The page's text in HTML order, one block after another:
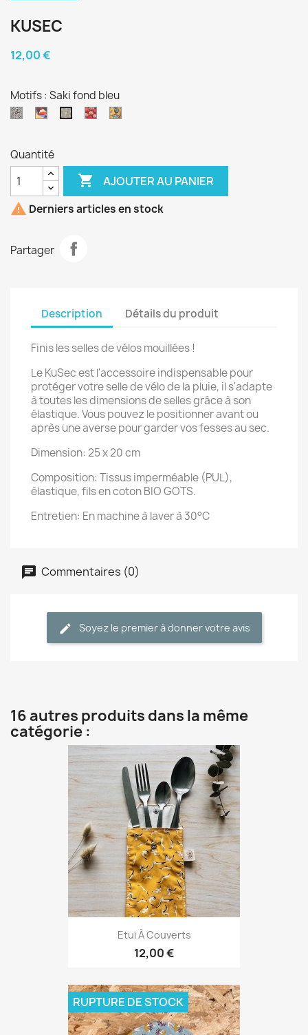
KUSEC
12,00 €
Motifs : Saki fond bleu
Anne-Perroquet
Saki SaintTrompette
Quantité
 AJOUTER AU PANIER
 Derniers articles en stock
Partager
Description Détails du produit
Finis les selles de vélos mouillées !
Le KuSec est l'accessoire indispensable pour
protéger votre selle de vélo de la pluie, il s'adapte
à toutes les dimensions de selles grâce à son
élastique. Vous pouvez le positionner avant ou
après une averse pour garder vos fesses au sec.
Dimension: 25 x 20 cm
Composition: Tissus imperméable (PUL),
élastique, fils en coton BIO GOTS.
Entretien: En machine à laver à 30°C
Commentaires (0)
Soyez le premier à donner votre avis
16 autres produits dans la même
catégorie :
Etui À Couverts
12,00 €
RUPTURE DE STOCK